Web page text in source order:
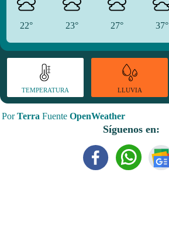
22° 23° 27° 37°
TEMPERATURA LLUVIA
PorTerra Fuente OpenWeather
Síguenos en: